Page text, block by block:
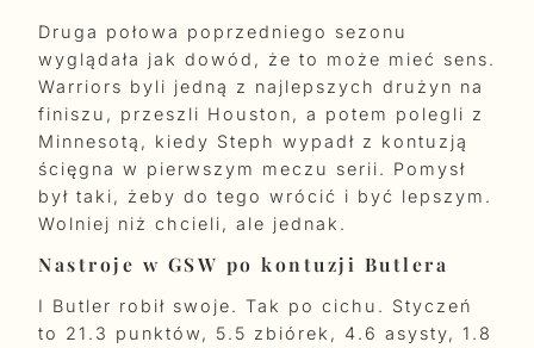
Druga połowa poprzedniego sezonu
wyglądała jak dowód, że to może mieć sens.
Warriors byli jedną z najlepszych drużyn na
finiszu, przeszli Houston, a potem polegli z
Minnesotą, kiedy Steph wypadł z kontuzją
ścięgna w pierwszym meczu serii. Pomysł
był taki, żeby do tego wrócić i być lepszym.
Wolniej niż chcieli, ale jednak.
Nastroje w GSW po kontuzji Butlera
I Butler robił swoje. Tak po cichu. Styczeń
to 21.3 punktów, 5.5 zbiórek, 4.6 asysty, 1.8